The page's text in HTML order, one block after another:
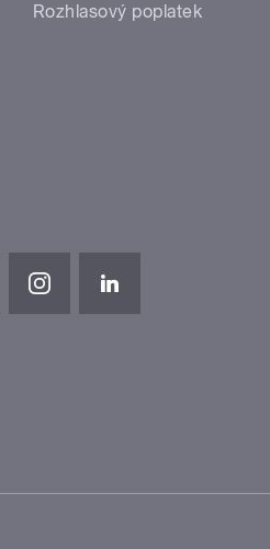
Rozhlasový poplatek